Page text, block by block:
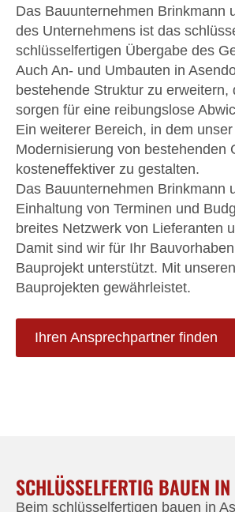
Das Bauunternehmen Brinkmann
des Unternehmens ist das
schlüsselfertigen Übergabe des
Auch An- und Umbauten in
bestehende Struktur zu
sorgen für eine reibungslose
Ein weiterer Bereich, in dem
Modernisierung von bestehenden
kosteneffektiver zu gestalten.
Das Bauunternehmen Brinkmann
Einhaltung von Terminen und
breites Netzwerk von Lieferanten
Damit sind wir für Ihr
Bauprojekt unterstützt. Mit
Bauprojekten gewährleistet.
Ihren Ansprechpartner finden
SCHLÜSSELFERTIG BAUEN
Beim schlüsselfertigen bauen in